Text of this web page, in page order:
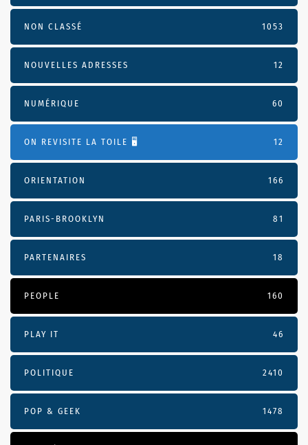
NON CLASSÉ 1053
NOUVELLES ADRESSES 12
NUMÉRIQUE 60
ON REVISITE LA TOILE 🖥️ 12
ORIENTATION 166
PARIS-BROOKLYN 81
PARTENAIRES 18
PEOPLE 160
PLAY IT 46
POLITIQUE 2410
POP & GEEK 1478